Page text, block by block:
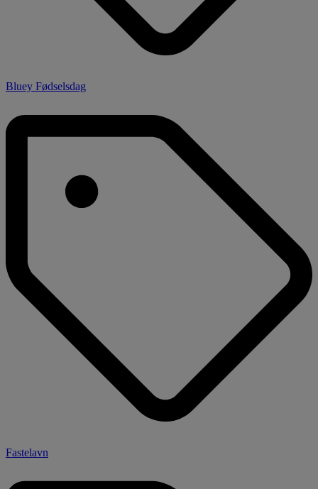
Bluey Fødselsdag
Fastelavn